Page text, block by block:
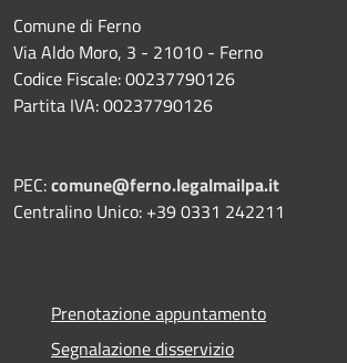
Comune di Ferno
Via Aldo Moro, 3 - 21010 - Ferno
Codice Fiscale: 00237790126
Partita IVA: 00237790126
PEC:comune@ferno.legalmailpa.it
Centralino Unico: +39 0331 242211
Prenotazione appuntamento
Segnalazione disservizio